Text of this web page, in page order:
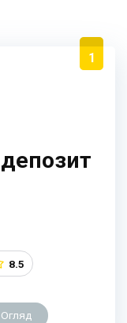
1
8.5
Огляд